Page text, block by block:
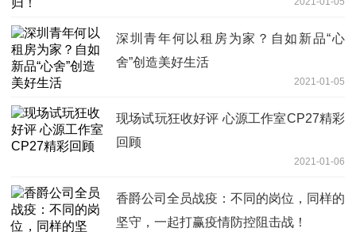
深圳青年何以租房为家？自如新品“心
舍”创造美好生活
2021-01-05
现场试玩狂收好评 心源工作室CP27精彩
回顾
2021-01-06
香爵公司全员战疫：不同的岗位，同样的
坚守，一起打赢疫情防控阻击战！